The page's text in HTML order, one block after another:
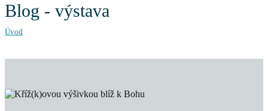
Blog - výstava
Úvod